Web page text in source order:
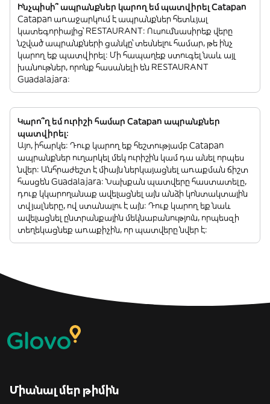
Ինչպիսի՞ ապրանքներ կարող եմ պատվիրել Catapan
Catapan առաջարկում է ապրանքներ հետևյալ
կատեգորիայից՝ RESTAURANT: Ուսումնասիրեք վերը
նշված ապրանքների ցանկը՝ տեսնելու համար, թե ինչ
կարող եք պատվիրել: Մի հապաղեք ստուգել նաև այլ
խանութներ, որոնք հասանելի են RESTAURANT
Guadalajara:
Կարո՞ղ եմ ուրիշի համար Catapan ապրանքներ
պատվիրել:
Այո, իհարկե: Դուք կարող եք հեշտությամբ Catapan
ապրանքներ ուղարկել մեկ ուրիշին կամ դա անել որպես
նվեր: Անհրաժեշտ է միայն ներկայացնել առաքման ճիշտ
հասցեն Guadalajara: Նախքան պատվերը հաստատելը,
դուք կկարողանաք ավելացնել այն անձի կոնտակտային
տվյալները, ով ստանալու է այն: Դուք կարող եք նաև
ավելացնել ընտրանքային մեկնաբանություն, որպեսզի
տեղեկացնեք առաքիչին, որ պատվերը նվեր է:
Միանալ մեր թիմին